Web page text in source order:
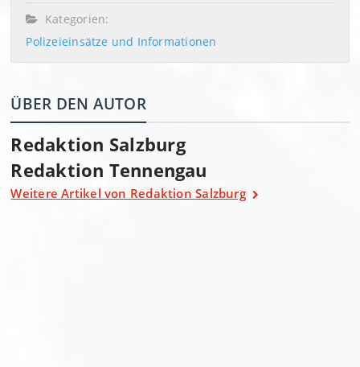
Kategorien:
Polizeieinsätze und Informationen
ÜBER DEN AUTOR
Redaktion Salzburg
Redaktion Tennengau
Weitere Artikel von Redaktion Salzburg